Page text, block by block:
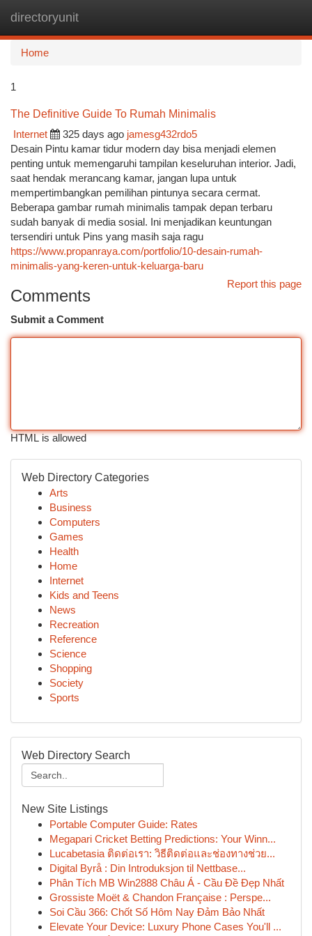
directoryunit
Home
1
The Definitive Guide To Rumah Minimalis
Internet
325 days ago jamesg432rdo5
Desain Pintu kamar tidur modern day bisa menjadi elemen
penting untuk memengaruhi tampilan keseluruhan interior. Jadi,
saat hendak merancang kamar, jangan lupa untuk
mempertimbangkan pemilihan pintunya secara cermat.
Beberapa gambar rumah minimalis tampak depan terbaru
sudah banyak di media sosial. Ini menjadikan keuntungan
tersendiri untuk Pins yang masih saja ragu
https://www.propanraya.com/portfolio/10-desain-rumah-
minimalis-yang-keren-untuk-keluarga-baru
Report this page
Comments
Submit a Comment
HTML is allowed
Web Directory Categories
Arts
Business
Computers
Games
Health
Home
Internet
Kids and Teens
News
Recreation
Reference
Science
Shopping
Society
Sports
Web Directory Search
New Site Listings
Portable Computer Guide: Rates
Megapari Cricket Betting Predictions: Your Winn...
Lucabetasia ติดต่อเรา: วิธีติดต่อและช่องทางช่วย...
Digital Byrå : Din Introduksjon til Nettbase...
Phân Tích MB Win2888 Châu Á - Cầu Đề Đẹp Nhất
Grossiste Moët & Chandon Française : Perspe...
Soi Cầu 366: Chốt Số Hôm Nay Đảm Bảo Nhất
Elevate Your Device: Luxury Phone Cases You'll ...